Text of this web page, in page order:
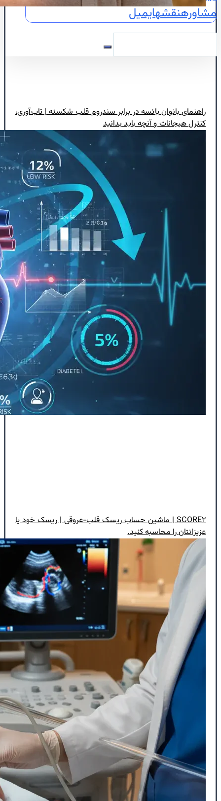
مشاورهنقشهایمیل
راهنمای بانوان یائسه در برابر سندروم قلب شکسته | تاب‌آوری،
کنترل هیجانات و آنچه باید بدانید
SCORE۲ | ماشین حساب ریسک قلب-عروقی | ریسک خود یا
عزیزانتان را محاسبه کنید.